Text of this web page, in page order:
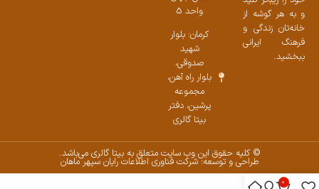
و به هر گوشه از
خانه‌تان زندگی و
فرهنگ ایرانی
ببخشید.
واحد 5
کرمان: بلوار
شهید
صدوقی،
بلوار راه آهن،
مجموعه
پرشین،‌ دفتر
بیتا گالری
© کلیه حقوق این وب سایت متعلق به بیتا گالری می‌باشد.
طراحی و توسعه: شرکت فناوری اطلاعات رایان سپهر ماهان
0